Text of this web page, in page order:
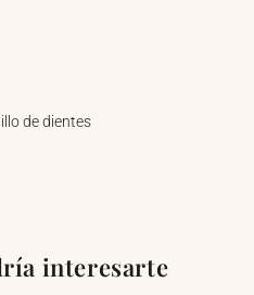
de dientes
interesarte